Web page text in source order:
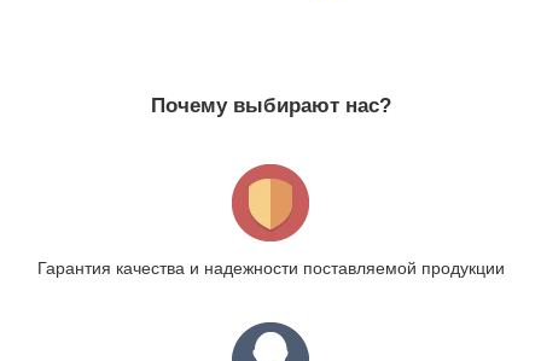
Почему выбирают нас?
Гарантия качества и надежности поставляемой продукции